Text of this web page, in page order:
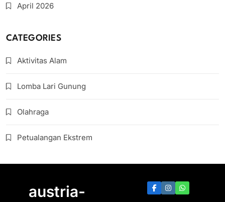
April 2026
CATEGORIES
Aktivitas Alam
Lomba Lari Gunung
Olahraga
Petualangan Ekstrem
austria-